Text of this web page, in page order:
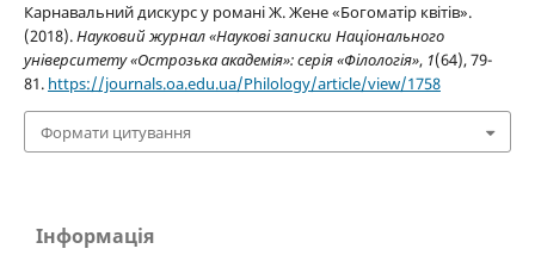
Карнавальний дискурс у романі Ж. Жене «Богоматір квітів».
(2018).Науковий журнал «Наукові записки Національного
університету «Острозька академія»: серія «Філологія», 1(64), 79-
81. https://journals.oa.edu.ua/Philology/article/view/1758
Формати цитування
Інформація